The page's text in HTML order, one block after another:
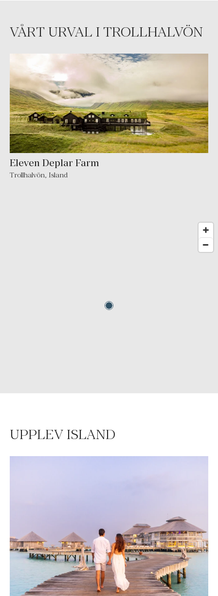
VÅRT URVAL I TROLLHALVÖN
Eleven Deplar Farm
Trollhalvön, Island
UPPLEV ISLAND